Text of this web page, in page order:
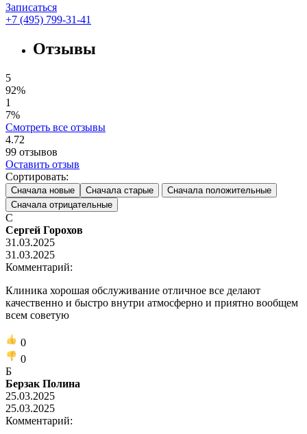
Записаться
+7 (495) 799-31-41
Отзывы
5
92%
1
7%
Смотреть все отзывы
4.72
99 отзывов
Оставить отзыв
Сортировать:
Сначала новые Сначала старые
Сначала положительные
Сначала отрицательные
С
Сергей Горохов
31.03.2025
31.03.2025
Комментарий:
Клиника хорошая обслуживание отличное все делают
качественно и быстро внутри атмосферно и приятно вообщем
всем советую
0
0
Б
Берзак Полина
25.03.2025
25.03.2025
Комментарий: